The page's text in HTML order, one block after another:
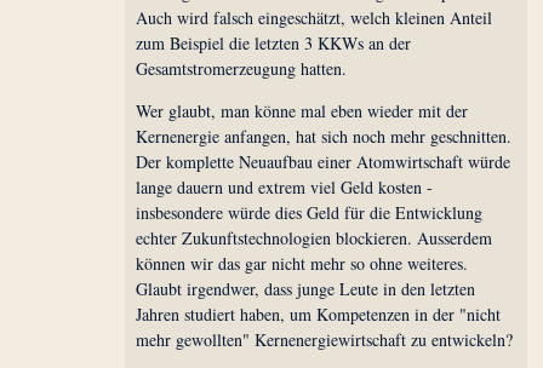
Auch wird falsch eingeschätzt, welch kleinen Anteil
zum Beispiel die letzten 3 KKWs an der
Gesamtstromerzeugung hatten.
Wer glaubt, man könne mal eben wieder mit der
Kernenergie anfangen, hat sich noch mehr geschnitten.
Der komplette Neuaufbau einer Atomwirtschaft würde
lange dauern und extrem viel Geld kosten -
insbesondere würde dies Geld für die Entwicklung
echter Zukunftstechnologien blockieren. Ausserdem
können wir das gar nicht mehr so ohne weiteres.
Glaubt irgendwer, dass junge Leute in den letzten
Jahren studiert haben, um Kompetenzen in der "nicht
mehr gewollten" Kernenergiewirtschaft zu entwickeln?